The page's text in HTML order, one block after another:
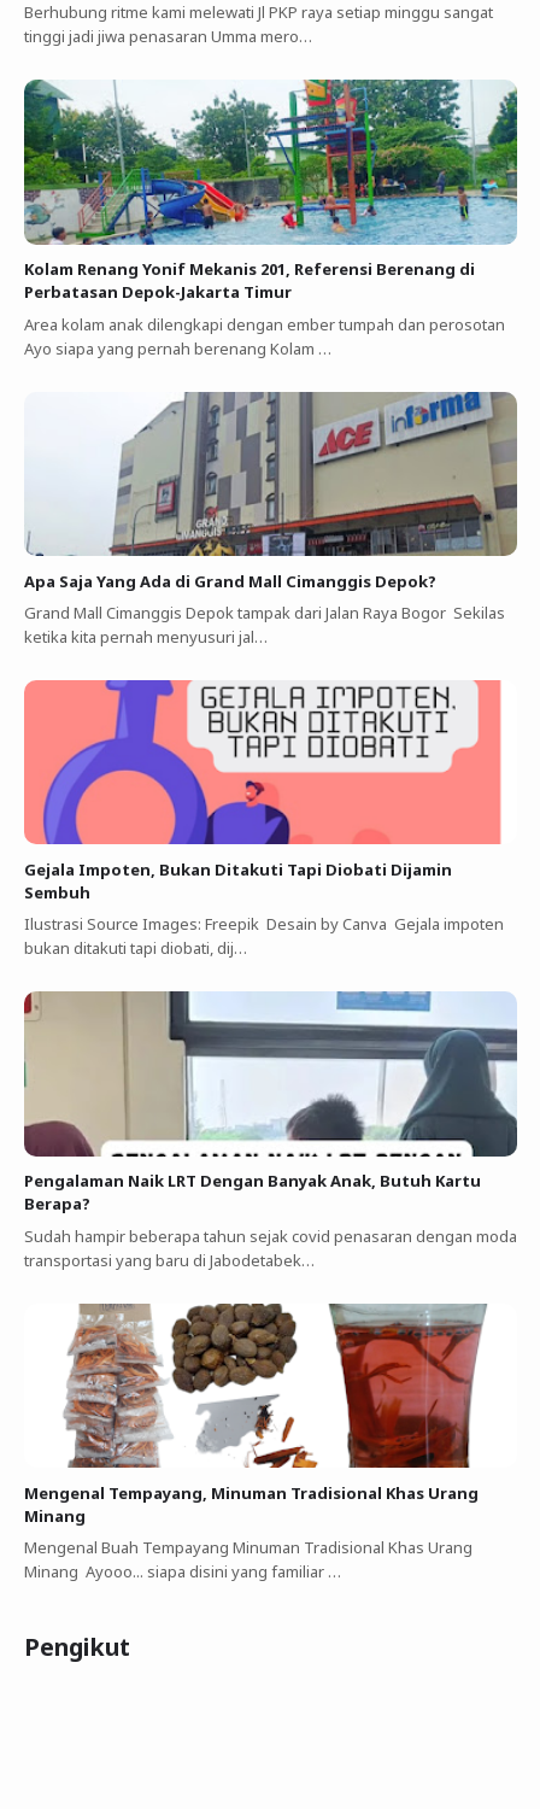
Berhubung ritme kami melewati Jl PKP raya setiap minggu sangat
tinggi jadi jiwa penasaran Umma mero…
Kolam Renang Yonif Mekanis 201, Referensi Berenang di
Perbatasan Depok-Jakarta Timur
Area kolam anak dilengkapi dengan ember tumpah dan perosotan
Ayo siapa yang pernah berenang Kolam …
Apa Saja Yang Ada di Grand Mall Cimanggis Depok?
Grand Mall Cimanggis Depok tampak dari Jalan Raya Bogor Sekilas
ketika kita pernah menyusuri jal…
Gejala Impoten, Bukan Ditakuti Tapi Diobati Dijamin
Sembuh
Ilustrasi Source Images: Freepik Desain by Canva Gejala impoten
bukan ditakuti tapi diobati, dij…
Pengalaman Naik LRT Dengan Banyak Anak, Butuh Kartu
Berapa?
Sudah hampir beberapa tahun sejak covid penasaran dengan moda
transportasi yang baru di Jabodetabek…
Mengenal Tempayang, Minuman Tradisional Khas Urang
Minang
Mengenal Buah Tempayang Minuman Tradisional Khas Urang
Minang Ayooo... siapa disini yang familiar …
Pengikut